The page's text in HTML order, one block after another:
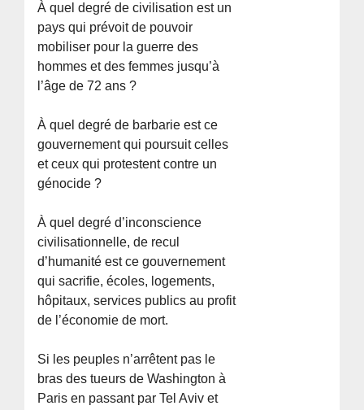
À quel degré de civilisation est un
pays qui prévoit de pouvoir
mobiliser pour la guerre des
hommes et des femmes jusqu’à
l’âge de 72 ans ?
À quel degré de barbarie est ce
gouvernement qui poursuit celles
et ceux qui protestent contre un
génocide ?
À quel degré d’inconscience
civilisationnelle, de recul
d’humanité est ce gouvernement
qui sacrifie, écoles, logements,
hôpitaux, services publics au profit
de l’économie de mort.
Si les peuples n’arrêtent pas le
bras des tueurs de Washington à
Paris en passant par Tel Aviv et